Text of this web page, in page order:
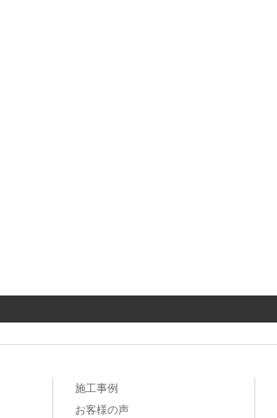
施工事例
お客様の声